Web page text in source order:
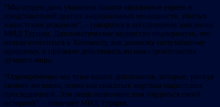
“Мы отдаем дань уважения памяти миллионов евреев и
представителей других национальных меньшинств, убитых
нацистским режимом”, – говорится в сегодняшнем заявлении
МИД Турции. Дипломатическое ведомство подчеркнуло, что
нельзя относиться к Холокосту, как далекому полузабытому
прошлому, и призвало действовать во имя строительства
лучшего мира.
“Одновременно мы чтим наших дипломатов, которые, рискуя
своими жизнями, помогали спасаться жертвам нацистских
преследований. Эти люди позволяют нам гордиться своей
историей”, – отмечает МИД Турции.